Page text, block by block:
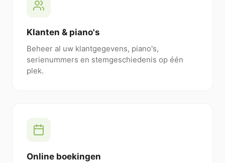
Klanten & piano's
Beheer al uw klantgegevens, piano's,
serienummers en stemgeschiedenis op één
plek.
Online boekingen